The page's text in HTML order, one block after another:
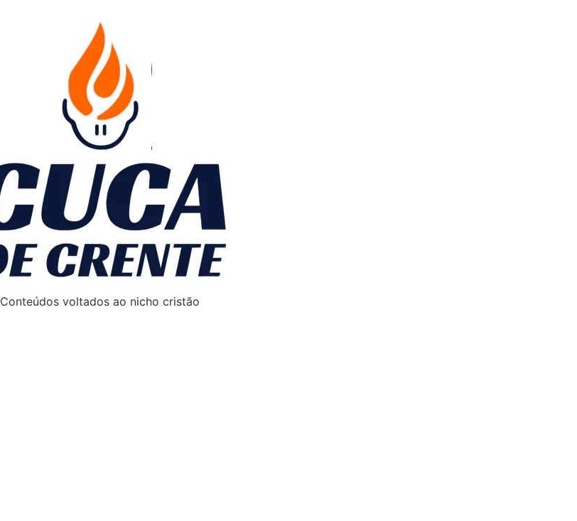
Conteúdos voltados ao nicho cristão